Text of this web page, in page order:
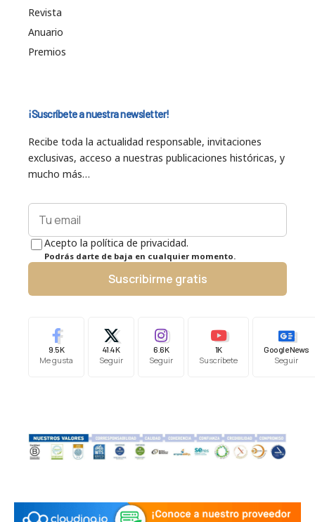
Revista
Anuario
Premios
¡Suscríbete a nuestra newsletter!
Recibe toda la actualidad responsable, invitaciones
exclusivas, acceso a nuestras publicaciones históricas, y
mucho más…
Acepto la política de privacidad.
Podrás darte de baja en cualquier momento.
Suscribirme gratis
9.5K
Me gusta
41.4K
Seguir
6.6K
Seguir
1K
Suscríbete
Google News
Seguir